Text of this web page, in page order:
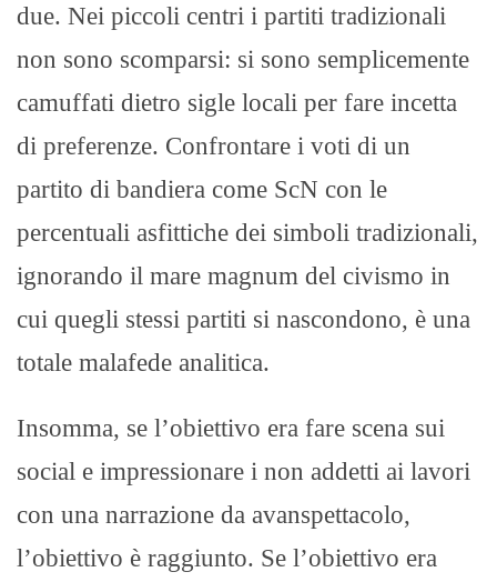
due. Nei piccoli centri i partiti tradizionali
non sono scomparsi: si sono semplicemente
camuffati dietro sigle locali per fare incetta
di preferenze. Confrontare i voti di un
partito di bandiera come ScN con le
percentuali asfittiche dei simboli tradizionali,
ignorando il mare magnum del civismo in
cui quegli stessi partiti si nascondono, è una
totale malafede analitica.
Insomma, se l’obiettivo era fare scena sui
social e impressionare i non addetti ai lavori
con una narrazione da avanspettacolo,
l’obiettivo è raggiunto. Se l’obiettivo era